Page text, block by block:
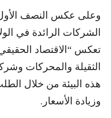
الشركات الرائدة في
تعكس “الاقتصاد
الثقيلة والمحركات
هذه البيئة من خلال
وزيادة الأسعار.